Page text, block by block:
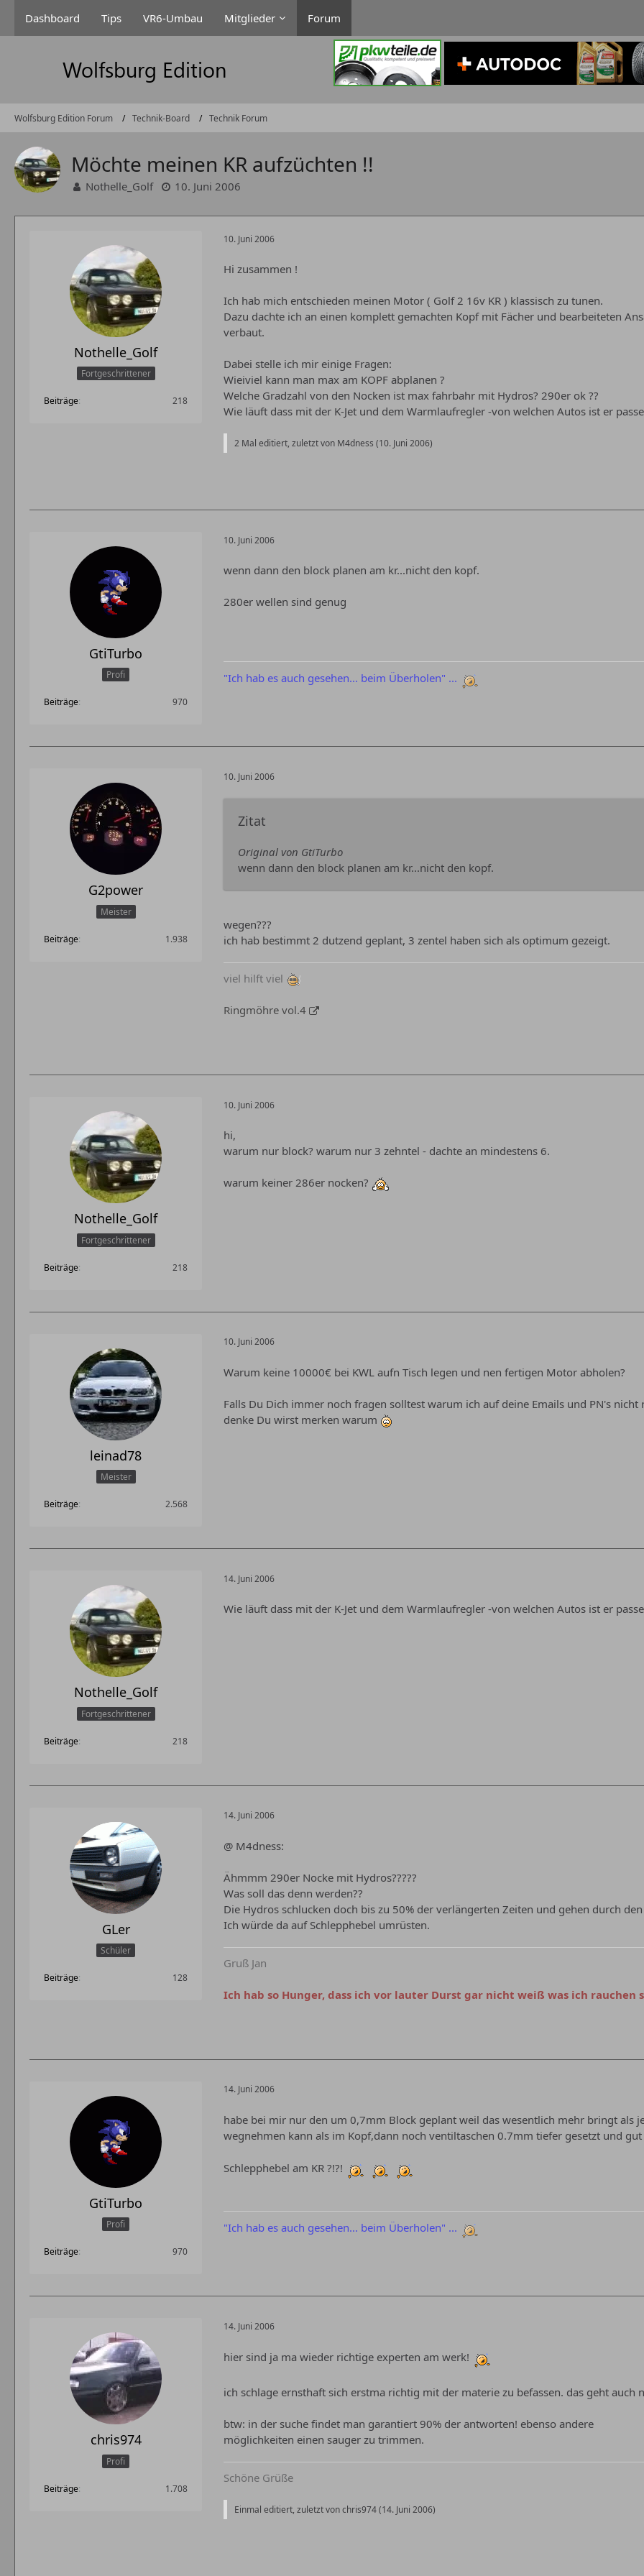
Dashboard Tips VR6-Umbau Mitglieder Forum
Wolfsburg Edition Forum Technik-Board Technik Forum
Möchte meinen KR aufzüchten !!
Nothelle_Golf 10. Juni 2006
Nothelle_Golf
Fortgeschrittener
Beiträge 218
10. Juni 2006
Hi zusammen !
Ich hab mich entschieden meinen Motor ( Golf 2 16v KR ) klassisch zu tunen.
Dazu dachte ich an einen komplett gemachten Kopf mit Fächer und bearbeiteten
verbaut.
Dabei stelle ich mir einige Fragen:
Wieiviel kann man max am KOPF abplanen ?
Welche Gradzahl von den Nocken ist max fahrbahr mit Hydros? 290er ok ??
Wie läuft dass mit der K-Jet und dem Warmlaufregler -von welchen Autos ist er
2 Mal editiert, zuletzt von M4dness (10. Juni 2006)
GtiTurbo
Profi
Beiträge 970
10. Juni 2006
wenn dann den block planen am kr...nicht den kopf.
280er wellen sind genug
"Ich hab es auch gesehen... beim Überholen" ...
G2power
Meister
Beiträge 1.938
10. Juni 2006
Zitat
Original von GtiTurbo
wenn dann den block planen am kr...nicht den kopf.
wegen???
ich hab bestimmt 2 dutzend geplant, 3 zentel haben sich als optimum gezeigt.
viel hilft viel
Ringmöhre vol.4
Nothelle_Golf
Fortgeschrittener
Beiträge 218
10. Juni 2006
hi,
warum nur block? warum nur 3 zehntel - dachte an mindestens 6.
warum keiner 286er nocken?
leinad78
Meister
Beiträge 2.568
10. Juni 2006
Warum keine 10000€ bei KWL aufn Tisch legen und nen fertigen Motor abholen?
Falls Du Dich immer noch fragen solltest warum ich auf deine Emails und PN's
denke Du wirst merken warum
Nothelle_Golf
Fortgeschrittener
Beiträge 218
14. Juni 2006
Wie läuft dass mit der K-Jet und dem Warmlaufregler -von welchen Autos ist er
GLer
Schüler
Beiträge 128
14. Juni 2006
@ M4dness:
Ähmmm 290er Nocke mit Hydros?????
Was soll das denn werden??
Die Hydros schlucken doch bis zu 50% der verlängerten Zeiten und gehen durch
Ich würde da auf Schlepphebel umrüsten.
Gruß Jan
Ich hab so Hunger, dass ich vor lauter Durst gar nicht weiß was ich rauchen
GtiTurbo
Profi
Beiträge 970
14. Juni 2006
habe bei mir nur den um 0,7mm Block geplant weil das wesentlich mehr bringt als
wegnehmen kann als im Kopf,dann noch ventiltaschen 0.7mm tiefer gesetzt und gut
Schlepphebel am KR ?!?!
"Ich hab es auch gesehen... beim Überholen" ...
chris974
Profi
Beiträge 1.708
14. Juni 2006
hier sind ja ma wieder richtige experten am werk!
ich schlage ernsthaft sich erstma richtig mit der materie zu befassen. das geht auch
btw: in der suche findet man garantiert 90% der antworten! ebenso andere
möglichkeiten einen sauger zu trimmen.
Schöne Grüße
Einmal editiert, zuletzt von chris974 (14. Juni 2006)